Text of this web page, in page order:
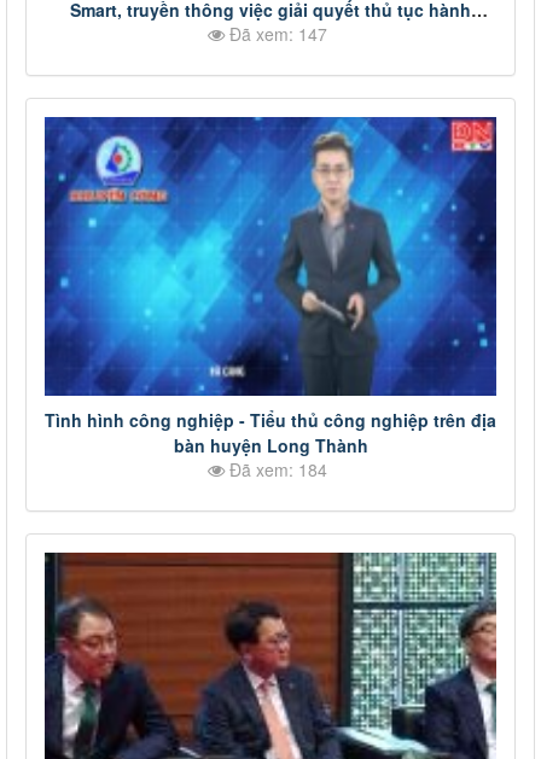
Smart, truyền thông việc giải quyết thủ tục hành
chính trực tuyến trên nền tảng MiniApp để người dân,
Đã xem: 147
Tình hình công nghiệp - Tiểu thủ công nghiệp trên địa
bàn huyện Long Thành
Đã xem: 184